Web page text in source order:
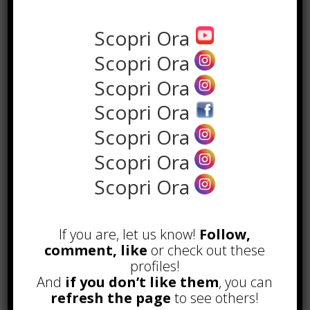
personale docente si basa su questo
sistema.
Conclusione
Capire a quali classi di concorso
può accedere è un passaggio
imprescindibile per chi sogna una
carriera nell’insegnamento. Con gli
strumenti giusti e una buona
nel mondo della scuola in modo più
consapevole e preparato.
Consulta sempre fonti aggiornate e
ufficiali, come il sito
Classidiconcorso.net, per evitare
Scopri Ora
Scopri Ora
Scopri Ora
Scopri Ora
Scopri Ora
Scopri Ora
Scopri Ora
If you are, let us know! Follow,
comment, like or check out these
profiles!
And if you don’t like them, you can
refresh the page to see others!